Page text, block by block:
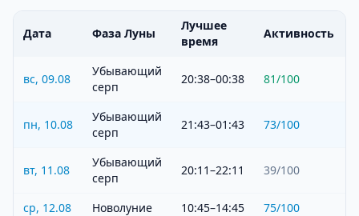
Дата Фаза Луны
Лучшее
время
Активность
вс, 09.08
Убывающий
серп
20:38–00:38 81/100
пн, 10.08
Убывающий
серп
21:43–01:43 73/100
вт, 11.08
Убывающий
серп
20:11–22:11 39/100
ср, 12.08 Новолуние 10:45–14:45 75/100